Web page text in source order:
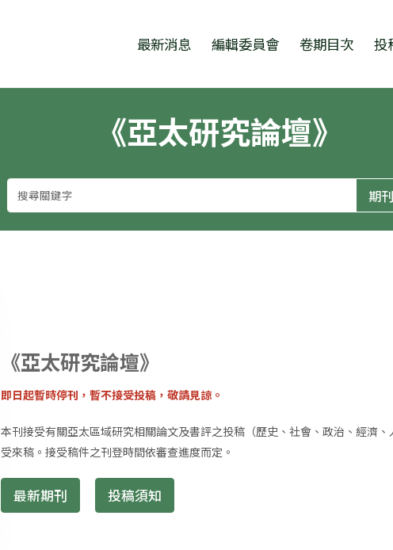
最新消息 編輯委員會 卷期目次 投
《亞太研究論壇》
《亞太研究論壇》
即日起暫時停刊，暫不接受投稿，敬請見諒。
本刊接受有關亞太區域研究相關論文及書評之投稿（歷史、社會、政治、經濟
受來稿。接受稿件之刊登時間依審查進度而定。
最新期刊 投稿須知